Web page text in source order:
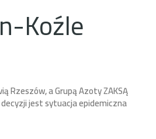
Koźle
Rzeszów, a Grupą Azoty ZAKSĄ
jest sytuacja epidemiczna